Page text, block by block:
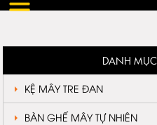
DANH
KỆ MÂY TRE ĐAN
BÀN GHẾ MÂY TỰ NHIÊN